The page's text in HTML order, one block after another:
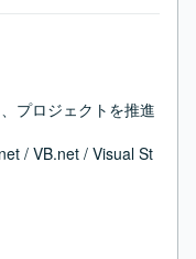
プロジェクトを推進
/ VB.net / Visual St